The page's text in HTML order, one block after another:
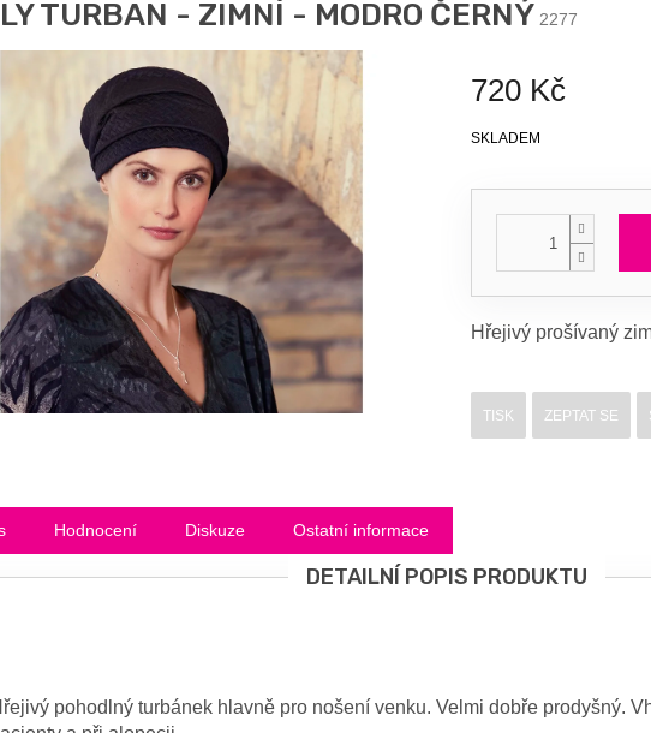
TURBAN - ZIMNÍ - MODRO ČERNÝ 2277
720 Kč
Měrná
SKLADEM
Hřejivý prošívaný
TISK ZEPTAT SE
Hodnocení Diskuze Ostatní informace
DETAILNÍ POPIS PRODUKTU
pohodlný turbánek hlavně pro nošení venku. Velmi dobře prodyšný.